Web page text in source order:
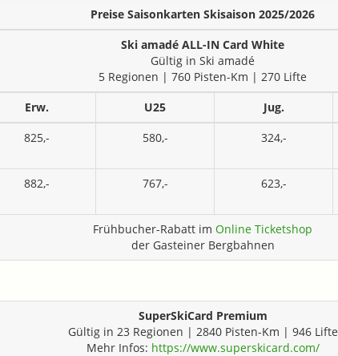
Preise Saisonkarten Skisaison 2025/2026
Ski amadé ALL-IN Card White
Gültig in Ski amadé
5 Regionen | 760 Pisten-Km | 270 Lifte
Erw.
U25 Jug.
825,- 580,- 324,-
882,- 767,- 623,-
Frühbucher-Rabatt im Online Ticketshop
der Gasteiner Bergbahnen
SuperSkiCard Premium
Gültig in 23 Regionen | 2840 Pisten-Km | 946 Lifte
Mehr Infos: https://www.superskicard.com/